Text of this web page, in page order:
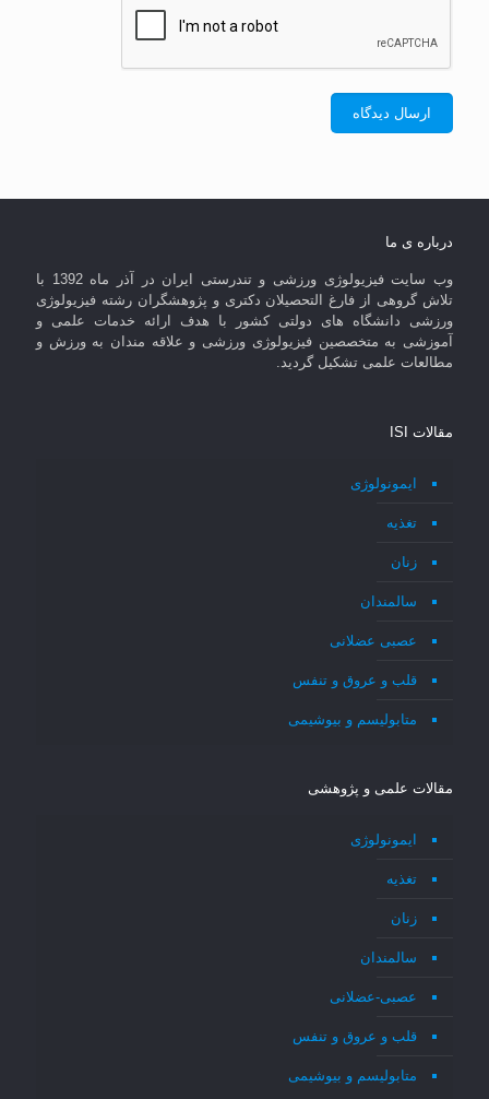
درباره ی ما
وب سایت فیزیولوژی ورزشی و تندرستی ایران در آذر ماه 1392 با
تلاش گروهی از فارغ التحصیلان دکتری و پژوهشگران رشته فیزیولوژی
ورزشی دانشگاه های دولتی کشور با هدف ارائه خدمات علمی و
آموزشی به متخصصین فیزیولوژی ورزشی و علاقه مندان به ورزش و
مطالعات علمی تشکیل گردید.
مقالات ISI
ایمونولوژی
تغذیه
زنان
سالمندان
عصبی عضلانی
قلب و عروق و تنفس
متابولیسم و بیوشیمی
مقالات علمی و پژوهشی
ایمونولوژی
تغذیه
زنان
سالمندان
عصبی-عضلانی
قلب و عروق و تنفس
متابولیسم و بیوشیمی